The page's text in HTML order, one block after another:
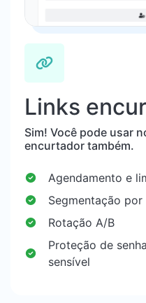
Links
Sim! Você pode usar
encurtador também.
Agendamento e
Segmentação
Rotação A/B
Proteção de
sensível